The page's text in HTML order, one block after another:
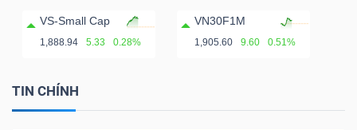
VS-Small Cap
1,888.94 5.33 0.28%
VN30F1M
1,905.60 9.60 0.51%
TIN CHÍNH